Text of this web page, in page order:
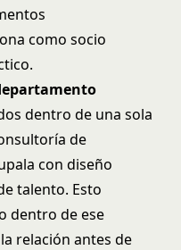
como socio
dentro de una sola
de
con diseño
talento. Esto
dentro de ese
relación antes de